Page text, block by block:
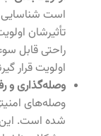
است شناسایی
تأثیرشان
راحتی قابل
اولویت قرار
وصله‌گذاری و
وصله‌های
شده است. این